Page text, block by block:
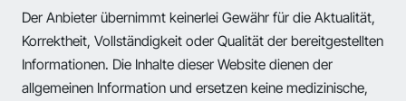
Der Anbieter übernimmt keinerlei Gewähr für die Aktualität,
Korrektheit, Vollständigkeit oder Qualität der bereitgestellten
Informationen. Die Inhalte dieser Website dienen der
allgemeinen Information und ersetzen keine medizinische,